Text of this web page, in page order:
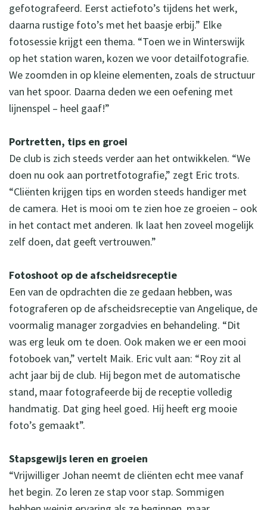
gefotografeerd. Eerst actiefoto’s tijdens het werk,
daarna rustige foto’s met het baasje erbij.” Elke
fotosessie krijgt een thema. “Toen we in Winterswijk
op het station waren, kozen we voor detailfotografie.
We zoomden in op kleine elementen, zoals de structuur
van het spoor. Daarna deden we een oefening met
lijnenspel – heel gaaf!”
Portretten, tips en groei
De club is zich steeds verder aan het ontwikkelen. “We
doen nu ook aan portretfotografie,” zegt Eric trots.
“Cliënten krijgen tips en worden steeds handiger met
de camera. Het is mooi om te zien hoe ze groeien – ook
in het contact met anderen. Ik laat hen zoveel mogelijk
zelf doen, dat geeft vertrouwen.”
Fotoshoot op de afscheidsreceptie
Een van de opdrachten die ze gedaan hebben, was
fotograferen op de afscheidsreceptie van Angelique, de
voormalig manager zorgadvies en behandeling. “Dit
was erg leuk om te doen. Ook maken we er een mooi
fotoboek van,” vertelt Maik. Eric vult aan: “Roy zit al
acht jaar bij de club. Hij begon met de automatische
stand, maar fotografeerde bij de receptie volledig
handmatig. Dat ging heel goed. Hij heeft erg mooie
foto’s gemaakt”.
Stapsgewijs leren en groeien
“Vrijwilliger Johan neemt de cliënten echt mee vanaf
het begin. Zo leren ze stap voor stap. Sommigen